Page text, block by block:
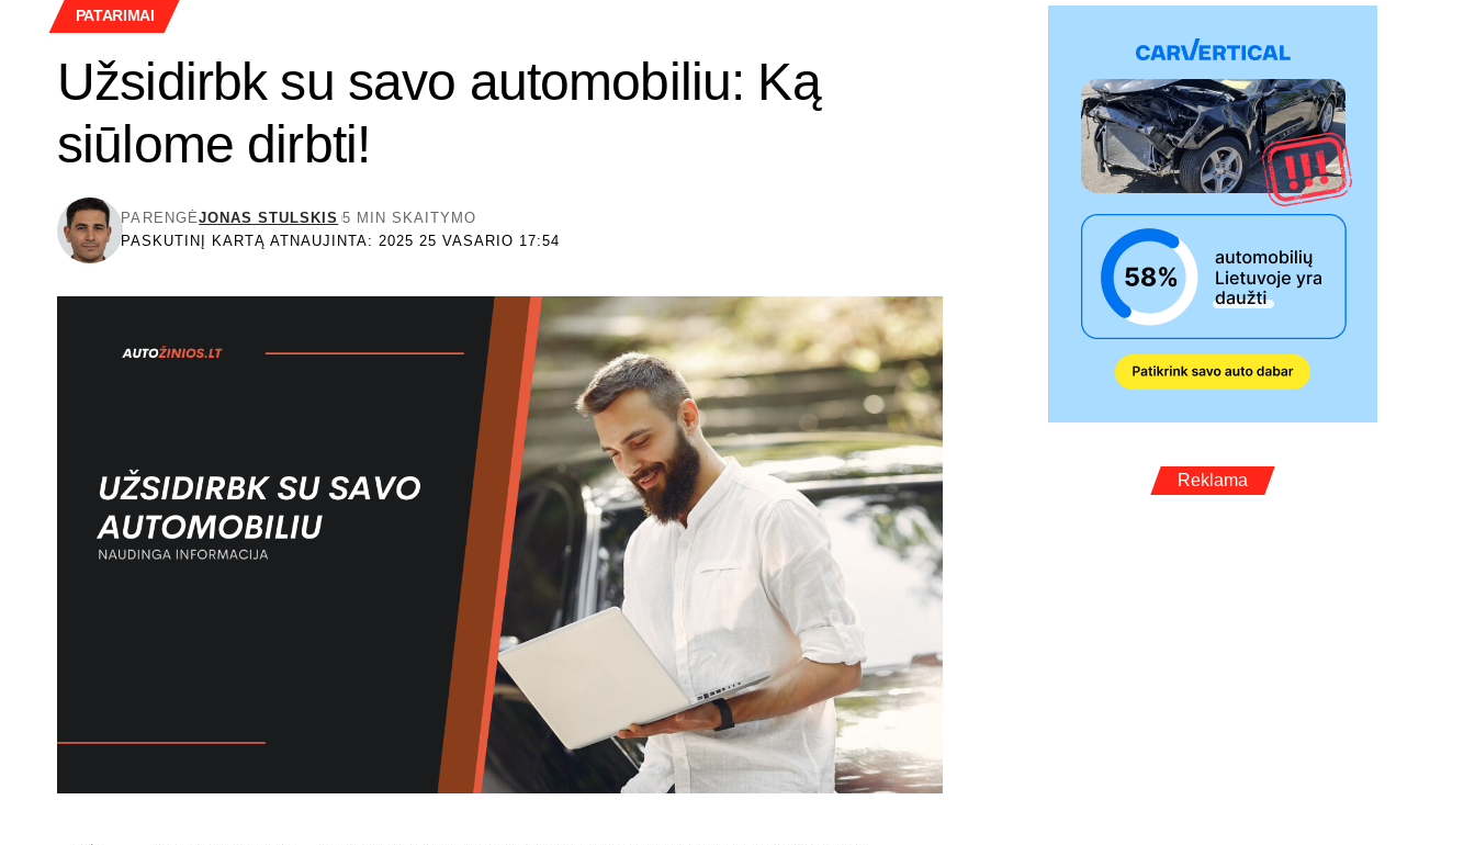
PATARIMAI
Užsidirbk su savo automobiliu: Ką
siūlome dirbti!
PASKUTINĮ KARTĄ ATNAUJINTA: 2025 25 VASARIO 17:54
PARENGĖJONAS STULSKIS 5 MIN SKAITYMO
Reklama